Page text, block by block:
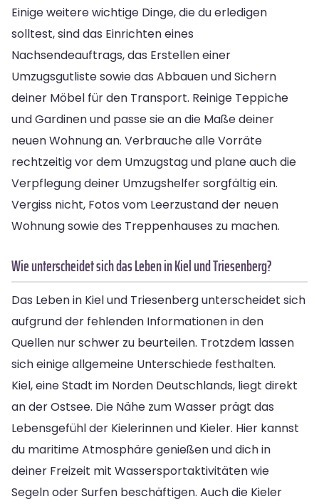
Einige weitere wichtige Dinge, die du erledigen
solltest, sind das Einrichten eines
Nachsendeauftrags, das Erstellen einer
Umzugsgutliste sowie das Abbauen und Sichern
deiner Möbel für den Transport. Reinige Teppiche
und Gardinen und passe sie an die Maße deiner
neuen Wohnung an. Verbrauche alle Vorräte
rechtzeitig vor dem Umzugstag und plane auch die
Verpflegung deiner Umzugshelfer sorgfältig ein.
Vergiss nicht, Fotos vom Leerzustand der neuen
Wohnung sowie des Treppenhauses zu machen.
Wie unterscheidet sich das Leben in Kiel und Triesenberg?
Das Leben in Kiel und Triesenberg unterscheidet sich
aufgrund der fehlenden Informationen in den
Quellen nur schwer zu beurteilen. Trotzdem lassen
sich einige allgemeine Unterschiede festhalten.
Kiel, eine Stadt im Norden Deutschlands, liegt direkt
an der Ostsee. Die Nähe zum Wasser prägt das
Lebensgefühl der Kielerinnen und Kieler. Hier kannst
du maritime Atmosphäre genießen und dich in
deiner Freizeit mit Wassersportaktivitäten wie
Segeln oder Surfen beschäftigen. Auch die Kieler